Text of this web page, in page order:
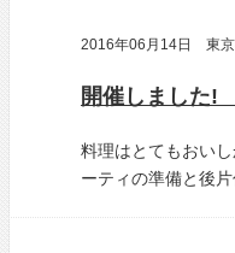
2016年06月14日 東
料理はとてもおい
ーティの準備と後